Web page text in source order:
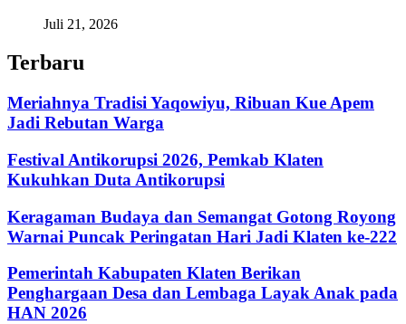
Juli 21, 2026
Terbaru
Meriahnya Tradisi Yaqowiyu, Ribuan Kue Apem
Jadi Rebutan Warga
Festival Antikorupsi 2026, Pemkab Klaten
Kukuhkan Duta Antikorupsi
Keragaman Budaya dan Semangat Gotong Royong
Warnai Puncak Peringatan Hari Jadi Klaten ke-222
Pemerintah Kabupaten Klaten Berikan
Penghargaan Desa dan Lembaga Layak Anak pada
HAN 2026